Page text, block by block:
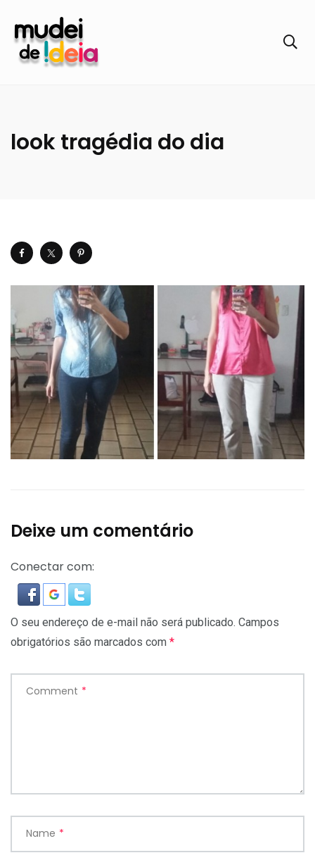
look tragédia do dia
Deixe um comentário
Conectar com:
O seu endereço de e-mail não será publicado. Campos
obrigatórios são marcados com *
Comment *
Name *